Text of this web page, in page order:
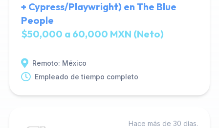
+ Cypress/Playwright) en The Blue
People
$50,000 a 60,000 MXN (Neto)
Remoto: México
Empleado de tiempo completo
Hace más de 30 días.